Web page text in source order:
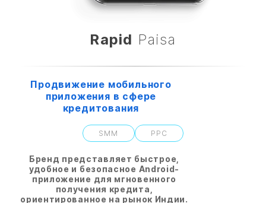
Rapid Paisa
Продвижение мобильного
приложения в сфере
кредитования
SMM PPC
Бренд представляет быстрое,
удобное и безопасное Android-
приложение для мгновенного
получения кредита,
ориентированное на рынок Индии.